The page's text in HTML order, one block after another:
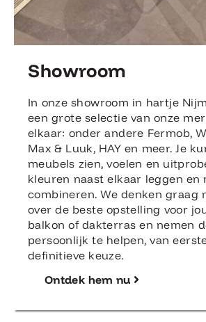
Showroom
In onze showroom in hartje
een grote selectie van onze
elkaar: onder andere Fermob,
Max & Luuk, HAY en meer. Je
meubels zien, voelen en
kleuren naast elkaar leggen en
combineren. We denken graag
over de beste opstelling voor
balkon of dakterras en nemen
persoonlijk te helpen, van
definitieve keuze.
Ontdek hem nu